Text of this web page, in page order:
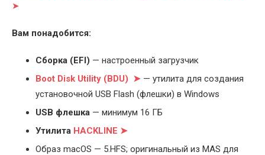
➤
Вам понадобится:
Cборка (EFI) — настроенный загрузчик
Boot Disk Utility (BDU) ➤ — утилита для создания
установочной USB Flash (флешки) в Windows
USB флешка — минимум 16 ГБ
Утилита HACKLINE ➤
Образ macOS — 5.HFS; оригинальный из MAS для